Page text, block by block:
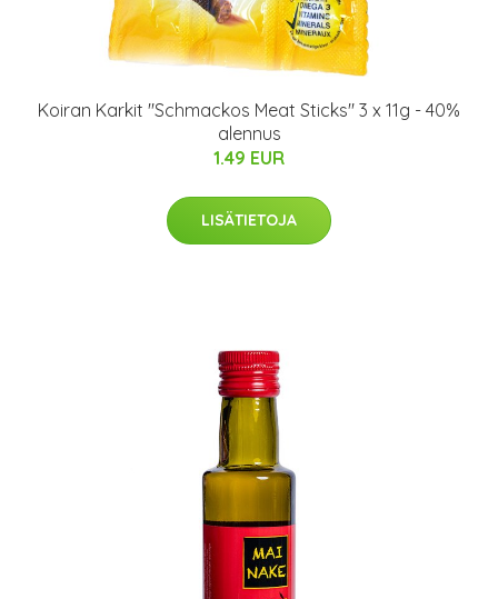
Koiran Karkit "Schmackos Meat Sticks" 3 x 11g - 40%
alennus
1.49 EUR
LISÄTIETOJA